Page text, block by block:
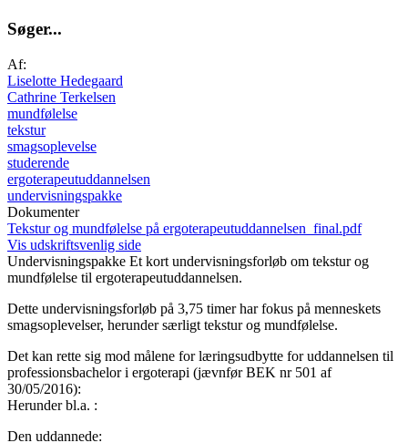
Søger...
Af:
Liselotte Hedegaard
Cathrine Terkelsen
mundfølelse
tekstur
smagsoplevelse
studerende
ergoterapeutuddannelsen
undervisningspakke
Dokumenter
Tekstur og mundfølelse på ergoterapeutuddannelsen_final.pdf
Vis udskriftsvenlig side
Undervisningspakke Et kort undervisningsforløb om tekstur og
mundfølelse til ergoterapeutuddannelsen.
Dette undervisningsforløb på 3,75 timer har fokus på menneskets
smagsoplevelser, herunder særligt tekstur og mundfølelse.
Det kan rette sig mod målene for læringsudbytte for uddannelsen til
professionsbachelor i ergoterapi (jævnfør BEK nr 501 af
30/05/2016):
Herunder bl.a. :
Den uddannede: